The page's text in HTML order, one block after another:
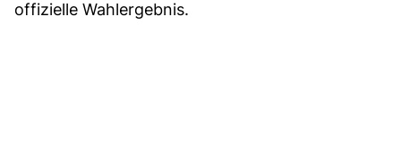
offizielle Wahlergebnis.